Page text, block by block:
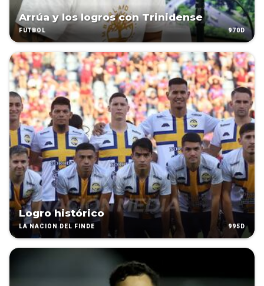
Arrúa y los logros con Trinidense
FÚTBOL 970D
Logro histórico
LA NACIÓN DEL FINDE 995D